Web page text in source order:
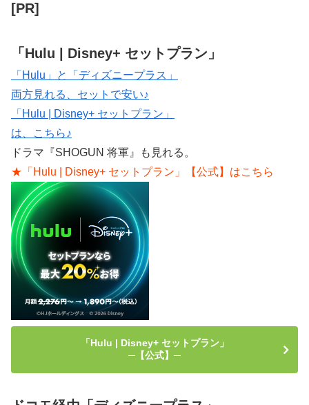
[PR]
「Hulu | Disney+ セットプラン」
「Hulu」と「ディズニープラス」
両方見れる、セットで安い♪
「Hulu | Disney+ セットプラン」
は、こちら♪
ドラマ『SHOGUN 将軍』も見れる。
★「Hulu | Disney+ セットプラン」【公式】はこちら
「Hulu | Disney+ セットプラン」
─【公式】─